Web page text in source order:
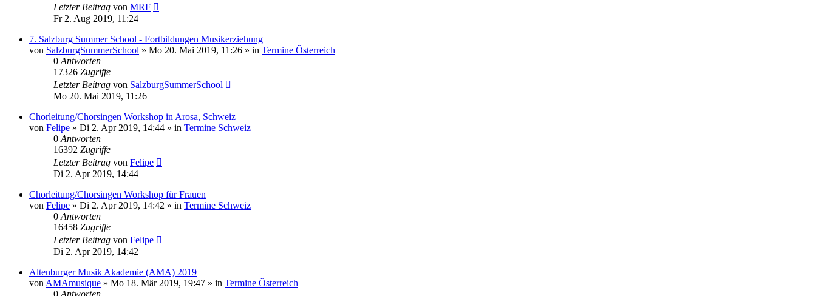
Letzter Beitrag von MRF
Fr 2. Aug 2019, 11:24
7. Salzburg Summer School - Fortbildungen Musikerziehung
von SalzburgSummerSchool » Mo 20. Mai 2019, 11:26 » in Termine Österreich
0 Antworten
17326 Zugriffe
Letzter Beitrag von SalzburgSummerSchool
Mo 20. Mai 2019, 11:26
Chorleitung/Chorsingen Workshop in Arosa, Schweiz
von Felipe » Di 2. Apr 2019, 14:44 » in Termine Schweiz
0 Antworten
16392 Zugriffe
Letzter Beitrag von Felipe
Di 2. Apr 2019, 14:44
Chorleitung/Chorsingen Workshop für Frauen
von Felipe » Di 2. Apr 2019, 14:42 » in Termine Schweiz
0 Antworten
16458 Zugriffe
Letzter Beitrag von Felipe
Di 2. Apr 2019, 14:42
Altenburger Musik Akademie (AMA) 2019
von AMAmusique » Mo 18. Mär 2019, 19:47 » in Termine Österreich
0 Antworten